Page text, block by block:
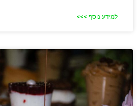
למידע נוסף >>>